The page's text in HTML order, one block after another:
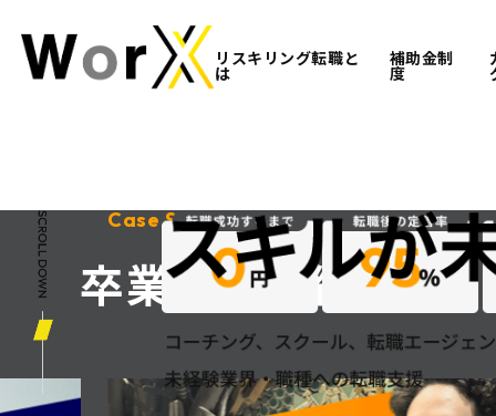
リスキリング転職と
は
補助金制
度
自分の適職がわかる
LINEで無料カウンセリ
Case Study
卒業生の実績